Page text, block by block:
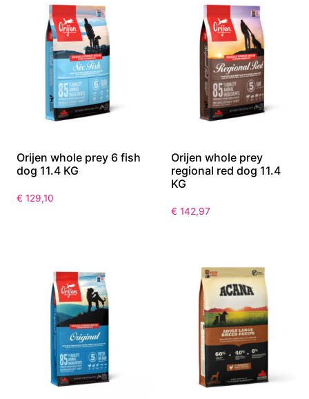
Orijen whole prey 6 fish
dog 11.4 KG
€ 129,10
Orijen whole prey
regional red dog 11.4
KG
€ 142,97